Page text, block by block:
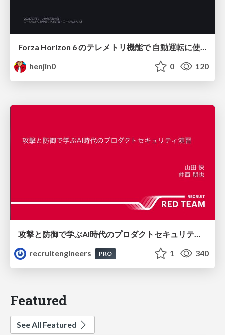
henjin0
0 120
攻撃と防御で学ぶAI時代のプロダクトセキュリティ演習
recruitengineers
PRO 1 340
Featured
See All Featured